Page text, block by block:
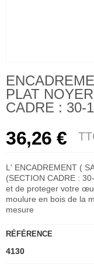
PLAT
CADRE : 30-
36,26 €
L' ENCADREMENT (
(SECTION CADRE :
et de proteger votre
moulure en bois de la
mesure
RÉFÉRENCE
4130